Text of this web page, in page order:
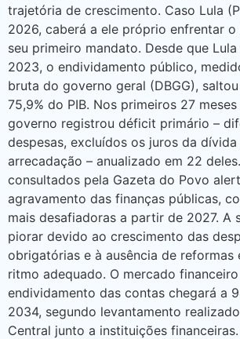
trajetória de crescimento. Caso Lula
2026, caberá a ele próprio enfrentar
seu primeiro mandato. Desde que Lula
2023, o endividamento público,
bruta do governo geral (DBGG), saltou
75,9% do PIB. Nos primeiros 27
governo registrou déficit primário –
despesas, excluídos os juros da
arrecadação – anualizado em 22
consultados pela Gazeta do Povo
agravamento das finanças públicas,
mais desafiadoras a partir de 2027. A
piorar devido ao crescimento das
obrigatórias e à ausência de reformas
ritmo adequado. O mercado
endividamento das contas chegará a
2034, segundo levantamento
Central junto a instituições